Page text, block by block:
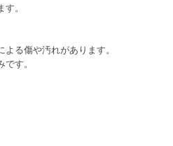
。
る傷や汚れがあります。
す。